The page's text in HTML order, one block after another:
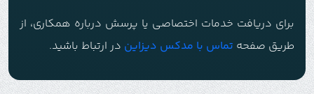
برای دریافت خدمات اختصاصی یا پرسش درباره همکاری، از
طریق صفحه تماس با مدکس دیزاین در ارتباط باشید.